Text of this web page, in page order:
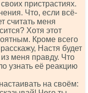
пристрастиях.
Что, если всё-
считать меня
Хотя этот
Кроме всего
Настя будет
меня правду. Что
узнать её реакцию
на своём: